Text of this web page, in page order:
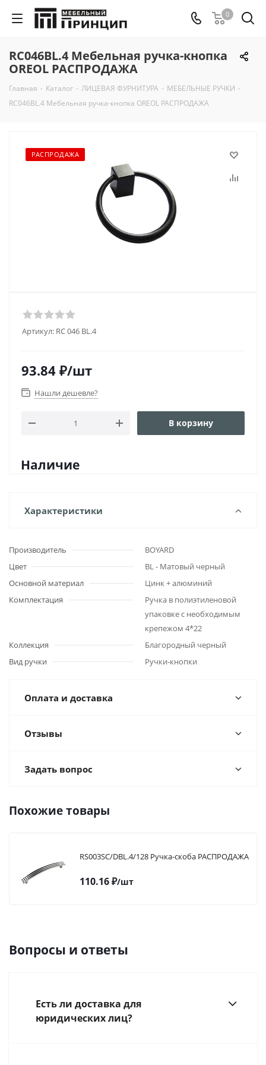
0
RC046BL.4 Мебельная ручка-кнопка
OREOL РАСПРОДАЖА
Главная - Каталог - ЛИЦЕВАЯ ФУРНИТУРА - МЕБЕЛЬНЫЕ РУЧКИ -
RC046BL.4 Мебельная ручка-кнопка OREOL РАСПРОДАЖА
РАСПРОДАЖА
Артикул: RC 046 BL.4
93.84 ₽/шт
Нашли дешевле?
В корзину
Наличие
Характеристики
Производитель
BOYARD
Цвет
BL - Матовый черный
Основной материал
Цинк + алюминий
Комплектация
Ручка в полиэтиленовой
упаковке с необходимым
крепежом 4*22
Коллекция
Благородный черный
Вид ручки
Ручки-кнопки
Оплата и доставка
Отзывы
Задать вопрос
Похожие товары
RS003SC/DBL.4/128 Ручка-скоба РАСПРОДАЖА
110.16₽/шт
Вопросы и ответы
Есть ли доставка для
юридических лиц?